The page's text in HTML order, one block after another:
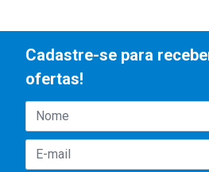
Cadastre-se para
ofertas!